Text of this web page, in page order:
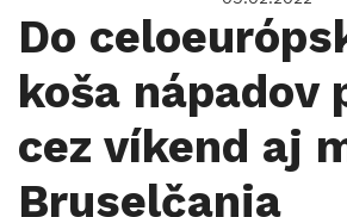
Do
koša nápadov
cez víkend aj
Bruselčania